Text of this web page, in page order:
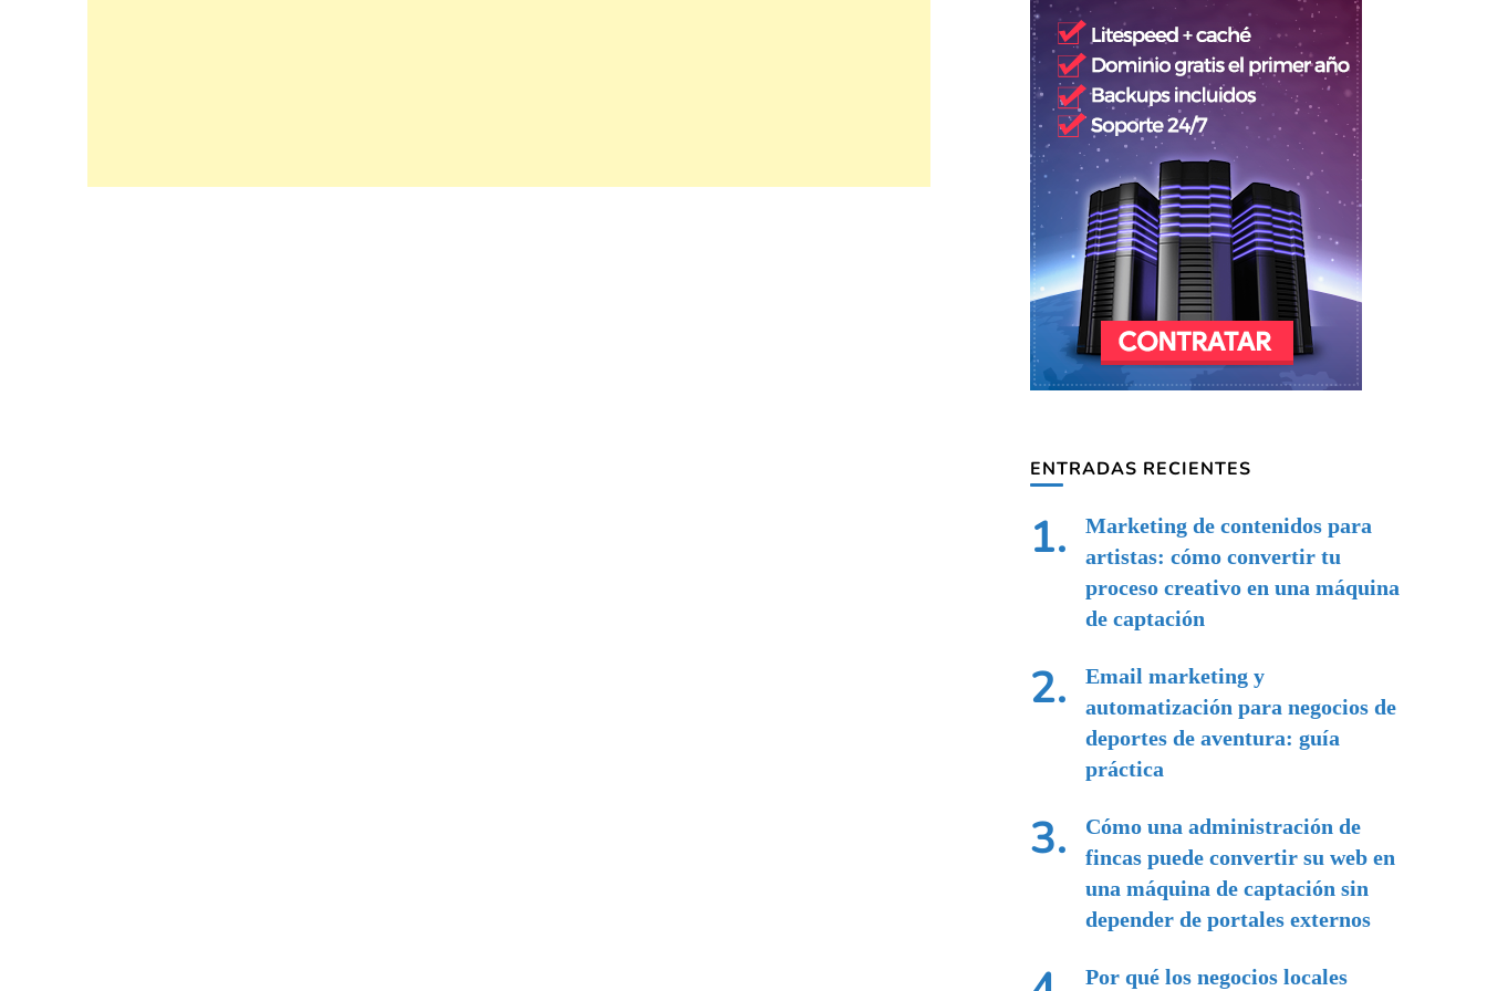
ENTRADAS RECIENTES
Marketing de contenidos para
artistas: cómo convertir tu
proceso creativo en una máquina
de captación
Email marketing y
automatización para negocios de
deportes de aventura: guía
práctica
Cómo una administración de
fincas puede convertir su web en
una máquina de captación sin
depender de portales externos
Por qué los negocios locales